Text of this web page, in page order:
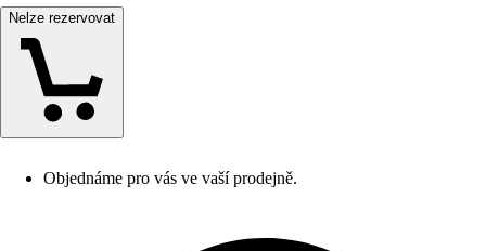
Nelze rezervovat
Objednáme pro vás ve vaší prodejně.